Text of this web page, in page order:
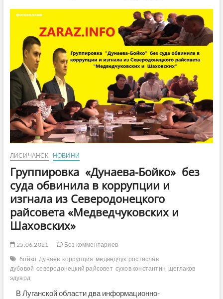
ЛИСИЧАНСК НОВИНИ
Группировка «Дунаева-Бойко» без
суда обвинила в коррупции и
изгнала из Северодонецкого
райсовета «Медведчуковских и
Шаховских»
25.06.2021
Без комментариев
бойко Дунаев коррупция медведчук ростислав
дубовой северодонецкий райсовет сухов константин щеглаков
эдуард
В Луганской области два информационно-